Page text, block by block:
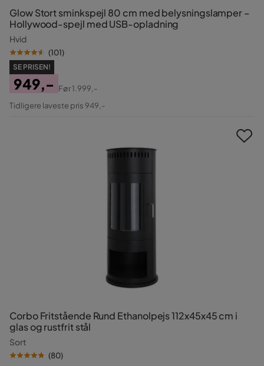
Glow Stort sminkspejl 80 cm med belysningslamper –
Hollywood-spejl med USB-opladning
Hvid
(101)
SE PRISEN!
Pris
949,-
Original
Før1.999,-
Tidligere laveste pris 949,-
Corbo Fritstående Rund Ethanolpejs 112x45x45 cm i
glas og rustfrit stål
Sort
(80)